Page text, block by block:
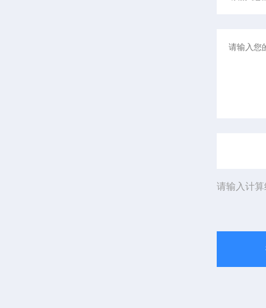
请输入计